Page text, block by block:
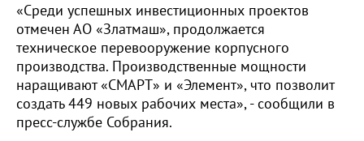
«Среди успешных инвестиционных проектов
отмечен АО «Златмаш», продолжается
техническое перевооружение корпусного
производства. Производственные мощности
наращивают «СМАРТ» и «Элемент», что позволит
создать 449 новых рабочих места», - сообщили в
пресс-службе Собрания.